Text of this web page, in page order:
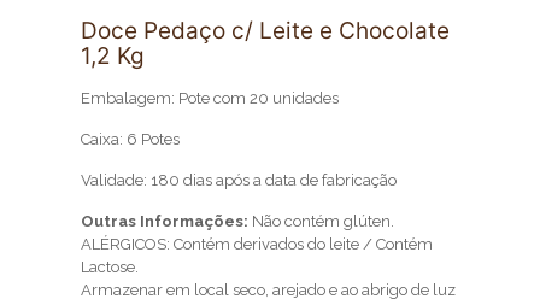
Doce Pedaço c/ Leite e Chocolate
1,2 Kg
Embalagem: Pote com 20 unidades
Caixa: 6 Potes
Validade: 180 dias após a data de fabricação
Outras Informações: Não contém glúten.
ALÉRGICOS: Contém derivados do leite / Contém
Lactose.
Armazenar em local seco, arejado e ao abrigo de luz